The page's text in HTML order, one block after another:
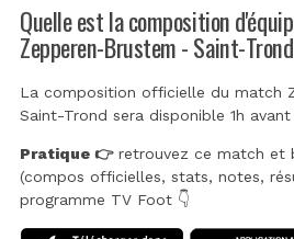
Quelle est la composition
Zepperen-Brustem - Saint-
La composition officielle du match
Saint-Trond sera disponible 1h
Pratique 👉retrouvez ce match et
(compos officielles, stats, notes,
programme TV Foot 👇